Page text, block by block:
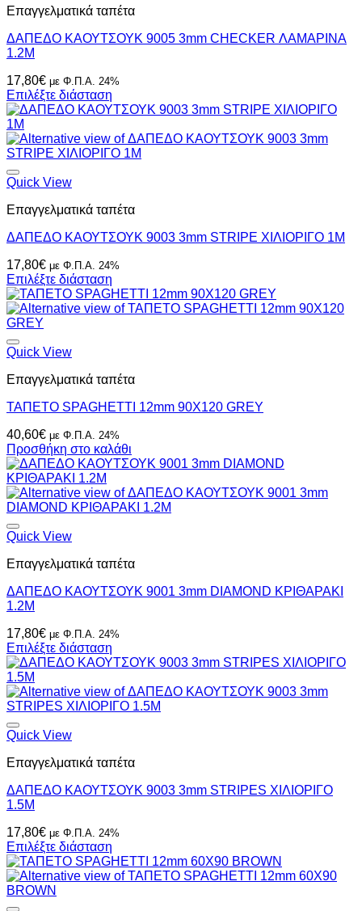
Επαγγελματικά ταπέτα
ΔΑΠΕΔΟ ΚΑΟΥΤΣΟΥΚ 9005 3mm CHECKER ΛΑΜΑΡΙΝΑ
1.2Μ
17,80€ με Φ.Π.Α. 24%
Επιλέξτε διάσταση
Quick View
Επαγγελματικά ταπέτα
ΔΑΠΕΔΟ ΚΑΟΥΤΣΟΥΚ 9003 3mm STRIPE ΧΙΛΙΟΡΙΓΟ 1Μ
17,80€ με Φ.Π.Α. 24%
Επιλέξτε διάσταση
Quick View
Επαγγελματικά ταπέτα
ΤΑΠΕΤΟ SPAGHETTI 12mm 90X120 GREY
40,60€ με Φ.Π.Α. 24%
Προσθήκη στο καλάθι
Quick View
Επαγγελματικά ταπέτα
ΔΑΠΕΔΟ ΚΑΟΥΤΣΟΥΚ 9001 3mm DIAMOND ΚΡΙΘΑΡΑΚΙ
1.2Μ
17,80€ με Φ.Π.Α. 24%
Επιλέξτε διάσταση
Quick View
Επαγγελματικά ταπέτα
ΔΑΠΕΔΟ ΚΑΟΥΤΣΟΥΚ 9003 3mm STRIPES ΧΙΛΙΟΡΙΓΟ
1.5Μ
17,80€ με Φ.Π.Α. 24%
Επιλέξτε διάσταση